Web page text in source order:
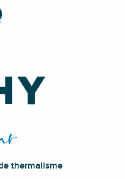
thermalisme